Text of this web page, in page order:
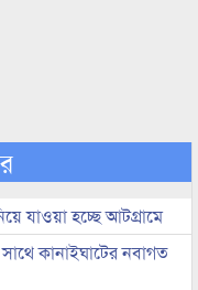
যাওয়া হচ্ছে আটগ্রামে
কানাইঘাটের নবাগত